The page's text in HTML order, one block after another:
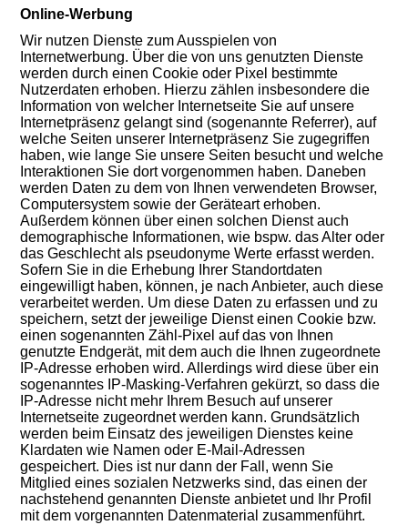
Online-Werbung
Wir nutzen Dienste zum Ausspielen von
Internetwerbung. Über die von uns genutzten Dienste
werden durch einen Cookie oder Pixel bestimmte
Nutzerdaten erhoben. Hierzu zählen insbesondere die
Information von welcher Internetseite Sie auf unsere
Internetpräsenz gelangt sind (sogenannte Referrer), auf
welche Seiten unserer Internetpräsenz Sie zugegriffen
haben, wie lange Sie unsere Seiten besucht und welche
Interaktionen Sie dort vorgenommen haben. Daneben
werden Daten zu dem von Ihnen verwendeten Browser,
Computersystem sowie der Geräteart erhoben.
Außerdem können über einen solchen Dienst auch
demographische Informationen, wie bspw. das Alter oder
das Geschlecht als pseudonyme Werte erfasst werden.
Sofern Sie in die Erhebung Ihrer Standortdaten
eingewilligt haben, können, je nach Anbieter, auch diese
verarbeitet werden. Um diese Daten zu erfassen und zu
speichern, setzt der jeweilige Dienst einen Cookie bzw.
einen sogenannten Zähl-Pixel auf das von Ihnen
genutzte Endgerät, mit dem auch die Ihnen zugeordnete
IP-Adresse erhoben wird. Allerdings wird diese über ein
sogenanntes IP-Masking-Verfahren gekürzt, so dass die
IP-Adresse nicht mehr Ihrem Besuch auf unserer
Internetseite zugeordnet werden kann. Grundsätzlich
werden beim Einsatz des jeweiligen Dienstes keine
Klardaten wie Namen oder E-Mail-Adressen
gespeichert. Dies ist nur dann der Fall, wenn Sie
Mitglied eines sozialen Netzwerks sind, das einen der
nachstehend genannten Dienste anbietet und Ihr Profil
mit dem vorgenannten Datenmaterial zusammenführt.